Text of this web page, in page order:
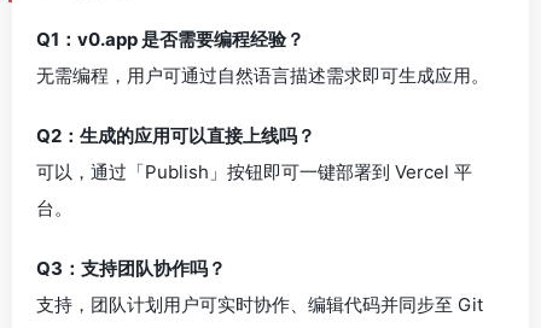
Q1：v0.app 是否需要编程经验？
无需编程，用户可通过自然语言描述需求即可生成应用。
Q2：生成的应用可以直接上线吗？
可以，通过「Publish」按钮即可一键部署到 Vercel 平
台。
Q3：支持团队协作吗？
支持，团队计划用户可实时协作、编辑代码并同步至 Git